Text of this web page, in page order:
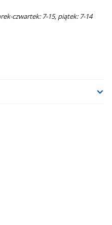
czwartek: 7-15, piątek: 7-14